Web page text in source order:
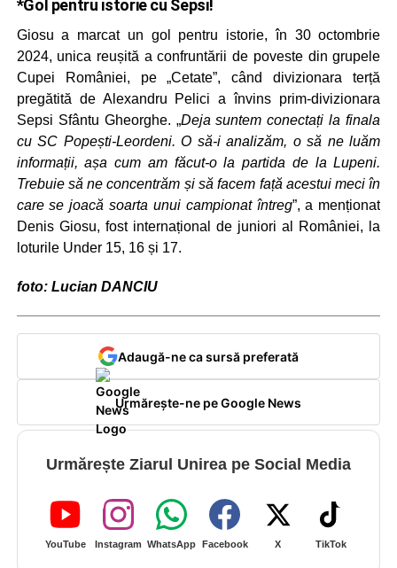
*Gol pentru istorie cu Sepsi!
Giosu a marcat un gol pentru istorie, în 30 octombrie
2024, unica reușită a confruntării de poveste din grupele
Cupei României, pe „Cetate”, când divizionara terță
pregătită de Alexandru Pelici a învins prim-divizionara
Sepsi Sfântu Gheorghe. „Deja suntem conectați la finala
cu SC Popești-Leordeni. O să-i analizăm, o să ne luăm
informații, așa cum am făcut-o la partida de la Lupeni.
Trebuie să ne concentrăm și să facem față acestui meci în
care se joacă soarta unui campionat întreg”, a menționat
Denis Giosu, fost internațional de juniori al României, la
loturile Under 15, 16 și 17.
foto: Lucian DANCIU
Adaugă-ne ca sursă preferată
Urmărește-ne pe Google News
Urmărește Ziarul Unirea pe Social Media
YouTube Instagram WhatsApp Facebook X TikTok